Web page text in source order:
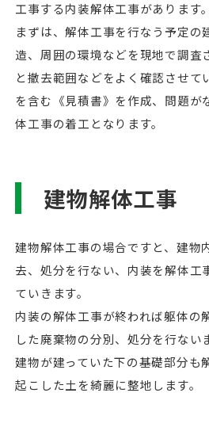
工事する内装解体工事があります。
まずは、解体工事を行なう予定の
造、周囲の環境などを現地で調査
と撤去範囲などをよく確認させて
を含む《見積書》を作成、問題が
体工事の着工となります。
建物解体工事
建物解体工事の場合ですと、建物
去、処分を行ない、内装を解体工
ていきます。
内装の解体工事が終われば躯体の
した廃棄物の分別、処分を行ない
建物が建っていた下の基礎部分も
起こした土を綺麗に整地します。